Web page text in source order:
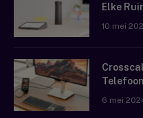
Elke
10 mei
6 mei